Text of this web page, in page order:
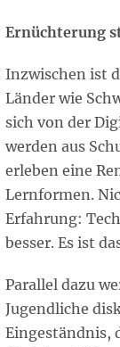
Ernüchterung
Inzwischen ist
Länder wie
sich von der
werden aus
erleben eine
Lernformen.
Erfahrung:
besser. Es ist
Parallel dazu
Jugendliche
Eingeständnis,